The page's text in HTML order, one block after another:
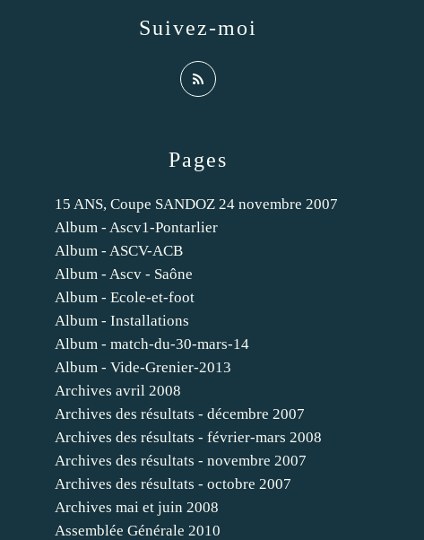
Pages
15 ANS, Coupe SANDOZ 24 novembre 2007
Album - Ascv1-Pontarlier
Album - ASCV-ACB
Album - Ascv - Saône
Album - Ecole-et-foot
Album - Installations
Album - match-du-30-mars-14
Album - Vide-Grenier-2013
Archives avril 2008
Archives des résultats - décembre 2007
Archives des résultats - février-mars 2008
Archives des résultats - novembre 2007
Archives des résultats - octobre 2007
Archives mai et juin 2008
Assemblée Générale 2010
Suivez-moi